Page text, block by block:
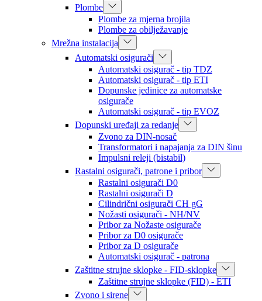
Plombe
Plombe za mjerna brojila
Plombe za obilježavanje
Mrežna instalacija
Automatski osigurači
Automatski osigurač - tip TDZ
Automatski osigurač - tip ETI
Dopunske jedinice za automatske
osigurače
Automatski osigurač - tip EVOZ
Dopunski uređaji za redanje
Zvono za DIN-nosač
Transformatori i napajanja za DIN šinu
Impulsni releji (bistabil)
Rastalni osigurači, patrone i pribor
Rastalni osigurači D0
Rastalni osigurači D
Cilindrični osigurači CH gG
Nožasti osigurači - NH/NV
Pribor za Nožaste osigurače
Pribor za D0 osigurače
Pribor za D osigurače
Automatski osigurač - patrona
Zaštitne strujne sklopke - FID-sklopke
Zaštitne strujne sklopke (FID) - ETI
Zvono i sirene